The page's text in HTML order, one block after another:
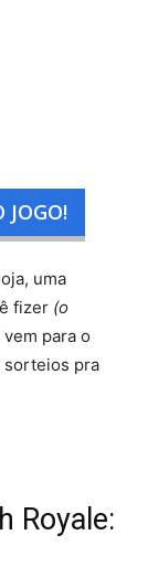
JOGO!
uma
fizer (o
vem para o
sorteios pra
Royale: